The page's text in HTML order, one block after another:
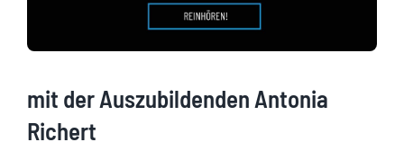
mit der Auszubildenden Antonia
Richert